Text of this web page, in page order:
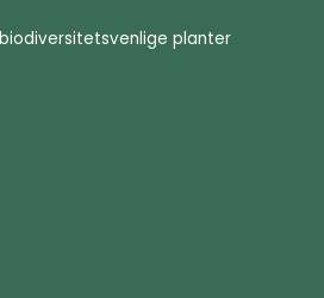
planter